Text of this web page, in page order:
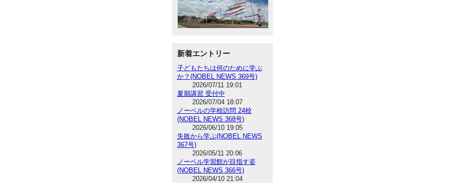
新着エントリー
子どもたちは何のために学ぶ
か？(NOBEL NEWS 369号)
2026/07/11 19:01
夏期講習 受付中
2026/07/04 18:07
ノーベルの学校訪問 24校
(NOBEL NEWS 368号)
2026/06/10 19:05
失敗から学ぶ(NOBEL NEWS
367号)
2026/05/11 20:06
ノーベル学習館が目指す姿
(NOBEL NEWS 366号)
2026/04/10 21:04